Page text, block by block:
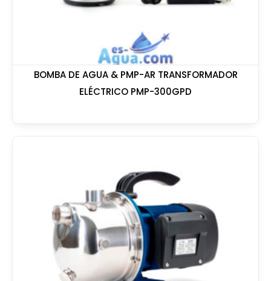
BOMBA DE AGUA & PMP-AR TRANSFORMADOR
ELÉCTRICO PMP-300GPD